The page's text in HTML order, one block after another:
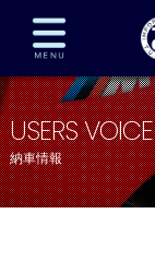
在庫車両情報
TUCとは？
全国納車
USERS VOICE
納車情報